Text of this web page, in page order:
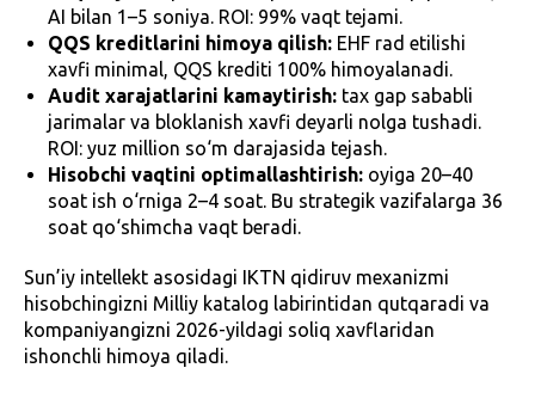
AI bilan 1–5 soniya. ROI: 99% vaqt tejami.
QQS kreditlarini himoya qilish: EHF rad etilishi
xavfi minimal, QQS krediti 100% himoyalanadi.
Audit xarajatlarini kamaytirish: tax gap sababli
jarimalar va bloklanish xavfi deyarli nolga tushadi.
ROI: yuz million so‘m darajasida tejash.
Hisobchi vaqtini optimallashtirish: oyiga 20–40
soat ish o‘rniga 2–4 soat. Bu strategik vazifalarga 36
soat qo‘shimcha vaqt beradi.
Sun’iy intellekt asosidagi IKTN qidiruv mexanizmi
hisobchingizni Milliy katalog labirintidan qutqaradi va
kompaniyangizni 2026-yildagi soliq xavflaridan
ishonchli himoya qiladi.